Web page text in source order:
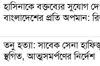
হাসিনাকে বক্তব্যের সুযোগ
বাংলাদেশের প্রতি অপমান:
তনু হত্যা: সাবেক সেনা
স্থগিত, আত্মসমর্পণের নির্দেশ